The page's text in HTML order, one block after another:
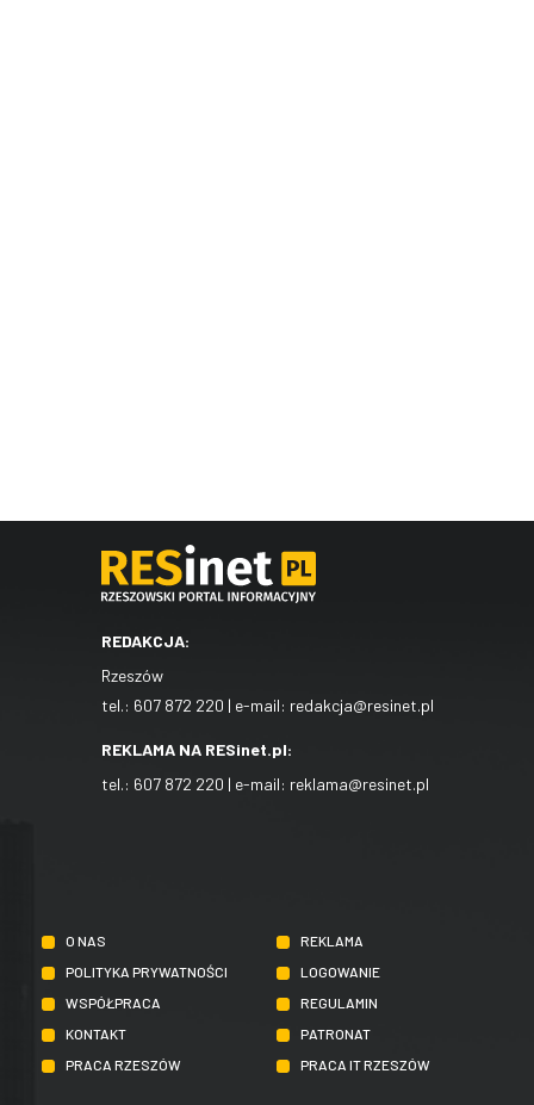
REDAKCJA:
Rzeszów
tel.: 607 872 220 | e-mail: redakcja@resinet.pl
REKLAMA NA RESinet.pl:
tel.: 607 872 220 | e-mail: reklama@resinet.pl
O NAS
REKLAMA
POLITYKA PRYWATNOŚCI
LOGOWANIE
WSPÓŁPRACA
REGULAMIN
KONTAKT
PATRONAT
PRACA RZESZÓW
PRACA IT RZESZÓW